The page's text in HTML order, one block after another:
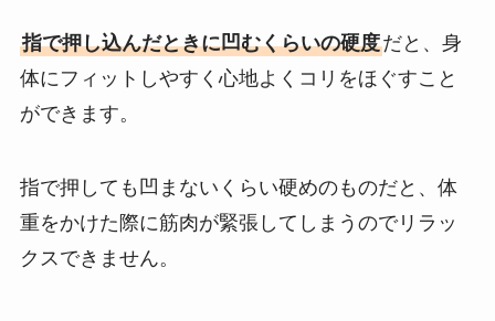
指で押し込んだときに凹むくらいの硬度だと、身
体にフィットしやすく心地よくコリをほぐすこと
ができます。
指で押しても凹まないくらい硬めのものだと、体
重をかけた際に筋肉が緊張してしまうのでリラッ
クスできません。